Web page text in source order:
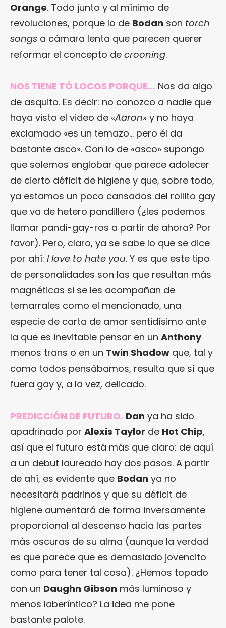
Orange. Todo junto y al mínimo de
revoluciones, porque lo de Bodan son torch
songs a cámara lenta que parecen querer
reformar el concepto de crooning.
NOS TIENE TÓ LOCOS PORQUE… Nos da algo
de asquito. Es decir: no conozco a nadie que
haya visto el video de «Aaron» y no haya
exclamado «es un temazo… pero él da
bastante asco». Con lo de «asco» supongo
que solemos englobar que parece adolecer
de cierto déficit de higiene y que, sobre todo,
ya estamos un poco cansados del rollito gay
que va de hetero pandillero (¿les podemos
llamar pandi-gay-ros a partir de ahora? Por
favor). Pero, claro, ya se sabe lo que se dice
por ahí: I love to hate you. Y es que este tipo
de personalidades son las que resultan más
magnéticas si se les acompañan de
temarrales como el mencionado, una
especie de carta de amor sentidísimo ante
la que es inevitable pensar en un Anthony
menos trans o en un Twin Shadow que, tal y
como todos pensábamos, resulta que sí que
fuera gay y, a la vez, delicado.
PREDICCIÓN DE FUTURO. Dan ya ha sido
apadrinado por Alexis Taylor de Hot Chip,
así que el futuro está más que claro: de aquí
a un debut laureado hay dos pasos. A partir
de ahí, es evidente que Bodan ya no
necesitará padrinos y que su déficit de
higiene aumentará de forma inversamente
proporcional al descenso hacia las partes
más oscuras de su alma (aunque la verdad
es que parece que es demasiado jovencito
como para tener tal cosa). ¿Hemos topado
con un Daughn Gibson más luminoso y
menos laberíntico? La idea me pone
bastante palote.